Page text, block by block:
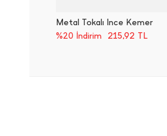
Metal Tokalı İ̇nce Kemer
%20 İndirim
215,92 TL